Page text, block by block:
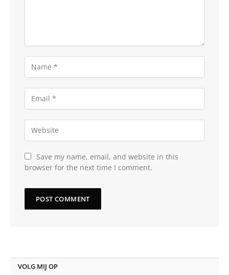
Save my name, email, and website in this
browser for the next time I comment.
VOLG MIJ OP